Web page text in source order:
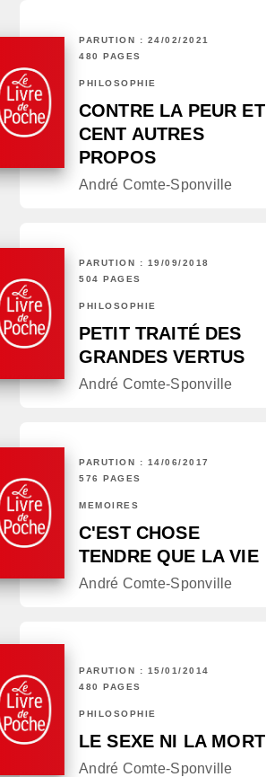
PARUTION : 24/02/2021
480 PAGES
PHILOSOPHIE
CONTRE LA PEUR ET
CENT AUTRES
PROPOS
André Comte-Sponville
PARUTION : 19/09/2018
504 PAGES
PHILOSOPHIE
PETIT TRAITÉ DES
GRANDES VERTUS
André Comte-Sponville
PARUTION : 14/06/2017
576 PAGES
MÉMOIRES
C'EST CHOSE
TENDRE QUE LA VIE
André Comte-Sponville
PARUTION : 15/01/2014
480 PAGES
PHILOSOPHIE
LE SEXE NI LA MORT
André Comte-Sponville